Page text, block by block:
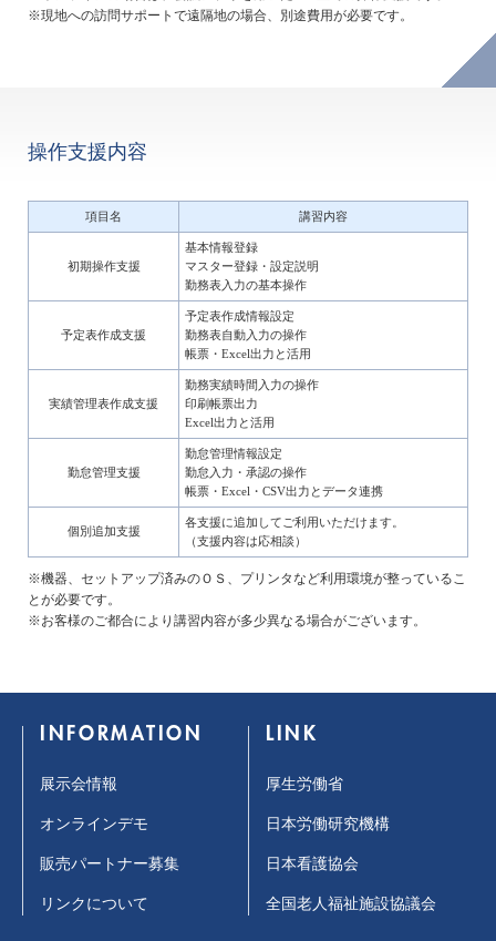
※現地への訪問サポートで遠隔地の場合、別途費用が必要です。
操作支援内容
項目名 講習内容
初期操作支援
基本情報登録
マスター登録・設定説明
勤務表入力の基本操作
予定表作成支援
予定表作成情報設定
勤務表自動入力の操作
帳票・Excel出力と活用
実績管理表作成支援
勤務実績時間入力の操作
印刷帳票出力
Excel出力と活用
勤怠管理支援
勤怠管理情報設定
勤怠入力・承認の操作
帳票・Excel・CSV出力とデータ連携
個別追加支援
各支援に追加してご利用いただけます。
（支援内容は応相談）
※機器、セットアップ済みのＯＳ、プリンタなど利用環境が整っているこ
とが必要です。
※お客様のご都合により講習内容が多少異なる場合がございます。
INFORMATION
展示会情報
オンラインデモ
販売パートナー募集
リンクについて
LINK
厚生労働省
日本労働研究機構
日本看護協会
全国老人福祉施設協議会